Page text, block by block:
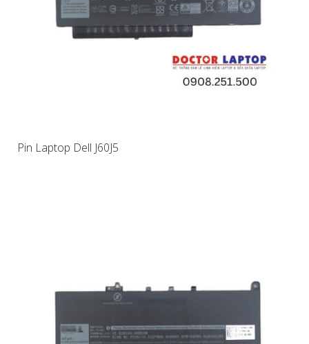
Pin Laptop Dell J60J5